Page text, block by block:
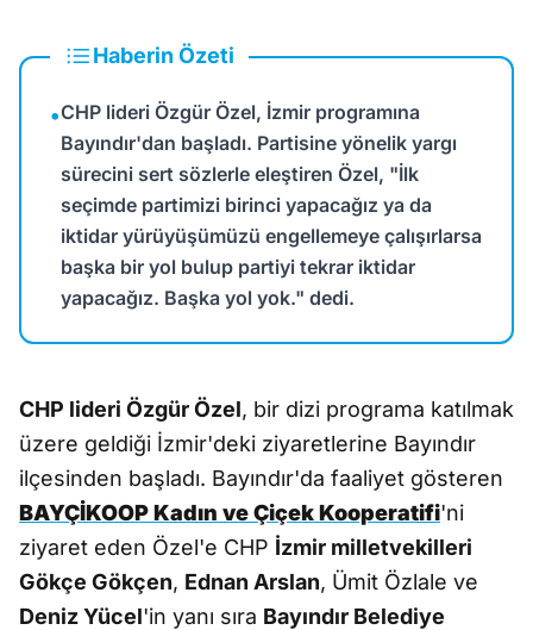
Haberin Özeti
•CHP lideri Özgür Özel, İzmir programına
Bayındır'dan başladı. Partisine yönelik yargı
sürecini sert sözlerle eleştiren Özel, "İlk
seçimde partimizi birinci yapacağız ya da
iktidar yürüyüşümüzü engellemeye çalışırlarsa
başka bir yol bulup partiyi tekrar iktidar
yapacağız. Başka yol yok." dedi.
CHP lideri Özgür Özel, bir dizi programa katılmak
üzere geldiği İzmir'deki ziyaretlerine Bayındır
ilçesinden başladı. Bayındır'da faaliyet gösteren
BAYÇİKOOP Kadın ve Çiçek Kooperatifi'ni
ziyaret eden Özel'e CHP İzmir milletvekilleri
Gökçe Gökçen, Ednan Arslan, Ümit Özlale ve
Deniz Yücel'in yanı sıra Bayındır Belediye